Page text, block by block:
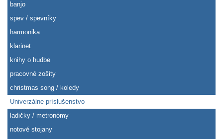
banjo
spev / spevníky
harmonika
klarinet
knihy o hudbe
pracovné zošity
christmas song / koledy
Univerzálne príslušenstvo
ladičky / metronómy
notové stojany